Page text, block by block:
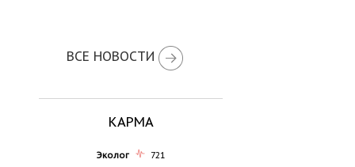
ВСЕ НОВОСТИ
КАРМА
Эколог
721